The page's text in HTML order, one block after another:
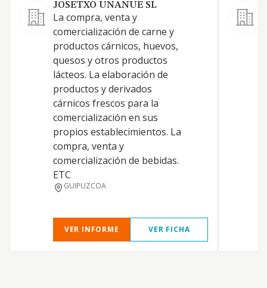
JOSETXO UNANUE SL
La compra, venta y
comercialización de carne y
productos cárnicos, huevos,
quesos y otros productos
lácteos. La elaboración de
productos y derivados
cárnicos frescos para la
comercialización en sus
propios establecimientos. La
compra, venta y
comercialización de bebidas.
ETC
GUIPUZCOA
VER INFORME VER FICHA